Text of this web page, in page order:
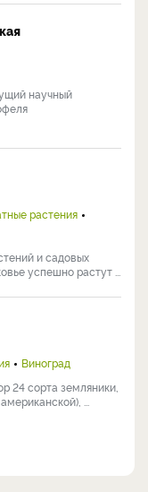
научный
растения
и садовых
успешно растут ...
Виноград
24 сорта земляники,
...